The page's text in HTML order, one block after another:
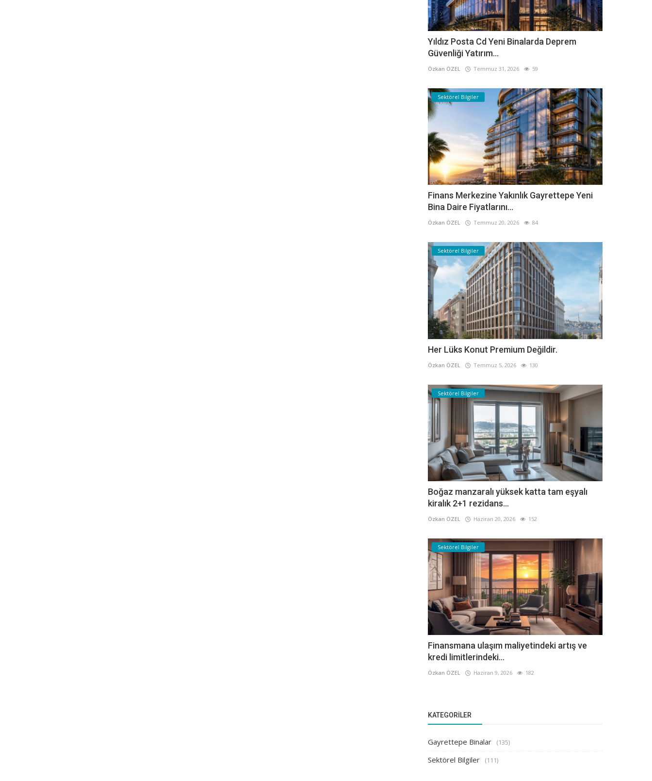
Yıldız Posta Cd Yeni Binalarda Deprem
Güvenliği Yatırım...
Özkan ÖZEL Temmuz 31, 2026 59
Sektörel Bilgiler
Finans Merkezine Yakınlık Gayrettepe Yeni
Bina Daire Fiyatlarını...
Özkan ÖZEL Temmuz 20, 2026 84
Sektörel Bilgiler
Her Lüks Konut Premium Değildir.
Özkan ÖZEL Temmuz 5, 2026 130
Sektörel Bilgiler
Boğaz manzaralı yüksek katta tam eşyalı
kiralık 2+1 rezidans...
Özkan ÖZEL Haziran 20, 2026 152
Sektörel Bilgiler
Finansmana ulaşım maliyetindeki artış ve
kredi limitlerindeki...
Özkan ÖZEL Haziran 9, 2026 182
KATEGORILER
Gayrettepe Binalar (135)
Sektörel Bilgiler (111)